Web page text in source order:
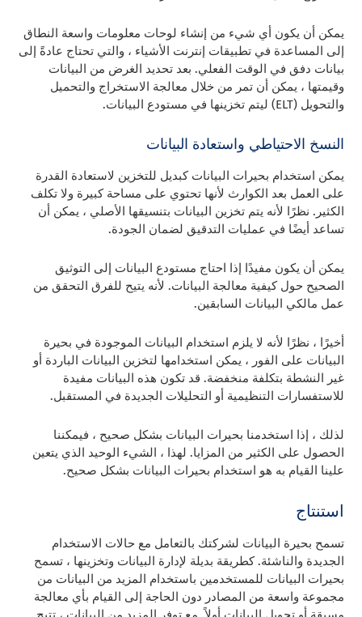
يمكن أن يكون أي شيء من إنشاء لوحات معلومات واسعة النطاق
إلى المساعدة في تطبيقات إنترنت الأشياء ، والتي تحتاج عادةً إلى
بيانات دفق في الوقت الفعلي. بعد تحديد الغرض من البيانات
وقيمتها ، يمكن أن تمر من خلال معالجة الاستخراج والتحميل
والتحويل (ELT) ليتم تخزينها في مستودع البيانات.
النسخ الاحتياطي واستعادة البيانات
يمكن استخدام بحيرات البيانات كبديل للتخزين لاستعادة القدرة
على العمل بعد الكوارث لأنها تحتوي على مساحة كبيرة ولا تكلف
الكثير. نظرًا لأنه يتم تخزين البيانات بتنسيقها الأصلي ، يمكن أن
تساعد أيضًا في عمليات التدقيق لضمان الجودة.
يمكن أن يكون مفيدًا إذا احتاج مستودع البيانات إلى التوثيق
الصحيح حول كيفية معالجة البيانات. لأنه يتيح للفرق التحقق من
عمل مالكي البيانات السابقين.
أخيرًا ، نظرًا لأنه لا يلزم استخدام البيانات الموجودة في بحيرة
البيانات على الفور ، يمكن استخدامها لتخزين البيانات الباردة أو
غير النشطة بتكلفة منخفضة. قد تكون هذه البيانات مفيدة
للاستفسارات التنظيمية أو التحليلات الجديدة في المستقبل.
لذلك ، إذا استخدمنا بحيرات البيانات بشكل صحيح ، فيمكننا
الحصول على الكثير من المزايا. لهذا ، الشيء الوحيد الذي يتعين
علينا القيام به هو استخدام بحيرات البيانات بشكل صحيح.
استنتاج
تسمح بحيرة البيانات لشركتك بالتعامل مع حالات الاستخدام
الجديدة والناشئة. كطريقة بديلة لإدارة البيانات وتخزينها ، تسمح
بحيرات البيانات للمستخدمين باستخدام المزيد من البيانات من
مجموعة واسعة من المصادر دون الحاجة إلى القيام بأي معالجة